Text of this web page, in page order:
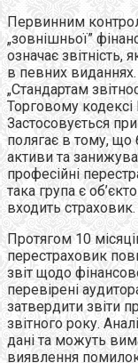
Первинним
„зовнішньої”
означає звітність,
в певних виданнях.
„Стандартам
Торговому кодексі
Застосовується
полягає в тому,
активи та
професійні
така група є
входить страховик.
Протягом 10
перестраховик
звіт щодо
перевірені
затвердити звіти
звітного року.
дані та можуть
виявлення